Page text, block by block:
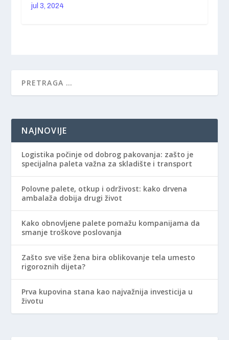
jul 3, 2024
NAJNOVIJE
Logistika počinje od dobrog pakovanja: zašto je
specijalna paleta važna za skladište i transport
Polovne palete, otkup i održivost: kako drvena
ambalaža dobija drugi život
Kako obnovljene palete pomažu kompanijama da
smanje troškove poslovanja
Zašto sve više žena bira oblikovanje tela umesto
rigoroznih dijeta?
Prva kupovina stana kao najvažnija investicija u
životu